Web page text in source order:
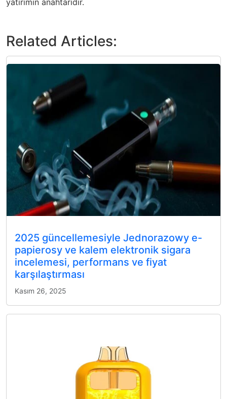
yatırımın anahtarıdır.
Related Articles:
2025 güncellemesiyle Jednorazowy e-
papierosy ve kalem elektronik sigara
incelemesi, performans ve fiyat
karşılaştırması
Kasım 26, 2025